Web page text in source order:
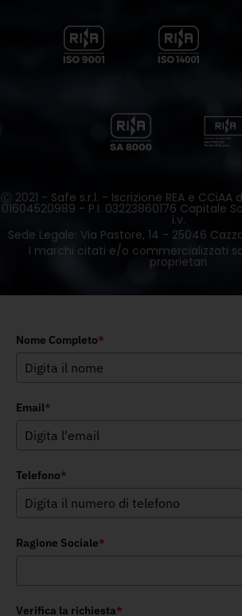
Ⓒ 2021 - Safe s.r.l. - Iscrizione REA e CCiAA
01604520989 - P.I. 03223860176 Capitale
i.v.
Sede Legale: Via Pastore, 14 - 25046
I marchi citati e/o commercializzati
proprietari
Nome Completo*
Email*
Telefono*
Ragione Sociale*
Verifica la richiesta*